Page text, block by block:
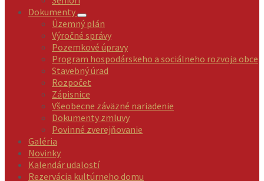
Dokumenty
Územný plán
Výročné správy
Pozemkové úpravy
Program hospodárskeho a sociálneho rozvoja obce
Stavebný úrad
Rozpočet
Zápisnice
Všeobecne záväzné nariadenie
Dokumenty zmluvy
Povinné zverejňovanie
Galéria
Novinky
Kalendár udalostí
Rezervácia kultúrneho domu